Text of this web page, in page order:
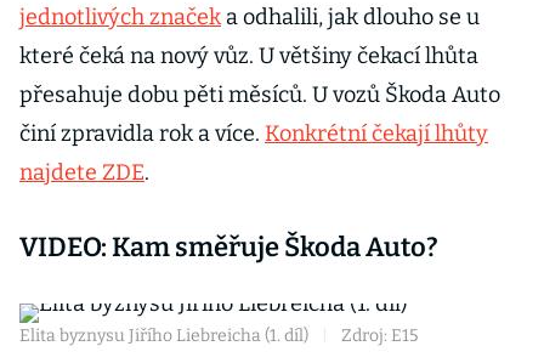
jednotlivých značek a odhalili, jak dlouho se u
které čeká na nový vůz. U většiny čekací lhůta
přesahuje dobu pěti měsíců. U vozů Škoda Auto
činí zpravidla rok a více. Konkrétní čekají lhůty
najdete ZDE.
VIDEO: Kam směřuje Škoda Auto?
Elita byznysu Jiřího Liebreicha (1. díl) Zdroj: E15